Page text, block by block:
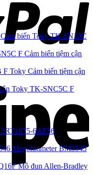
Cảm biến Toky TK-SN10C
Cảm biến tiệm cận
Cảm biến tiệm cận
TK-SNC5C F
3RT1075-6AF36
Megohmmeter BM3545
Mô đun Allen-Bradley